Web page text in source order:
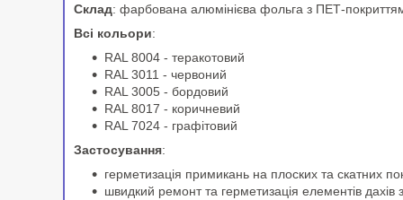
Склад: фарбована алюмінієва фольга з ПЕТ-
Всі кольори:
RAL 8004 - теракотовий
RAL 3011 - червоний
RAL 3005 - бордовий
RAL 8017 - коричневий
RAL 7024 - графітовий
Застосування:
герметизація примикань на плоских та скатних
швидкий ремонт та герметизація елементів дахів